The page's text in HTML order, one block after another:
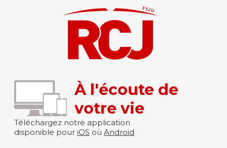
À l'écoute de
votre vie
Téléchargez notre application
disponible pour iOS où Android